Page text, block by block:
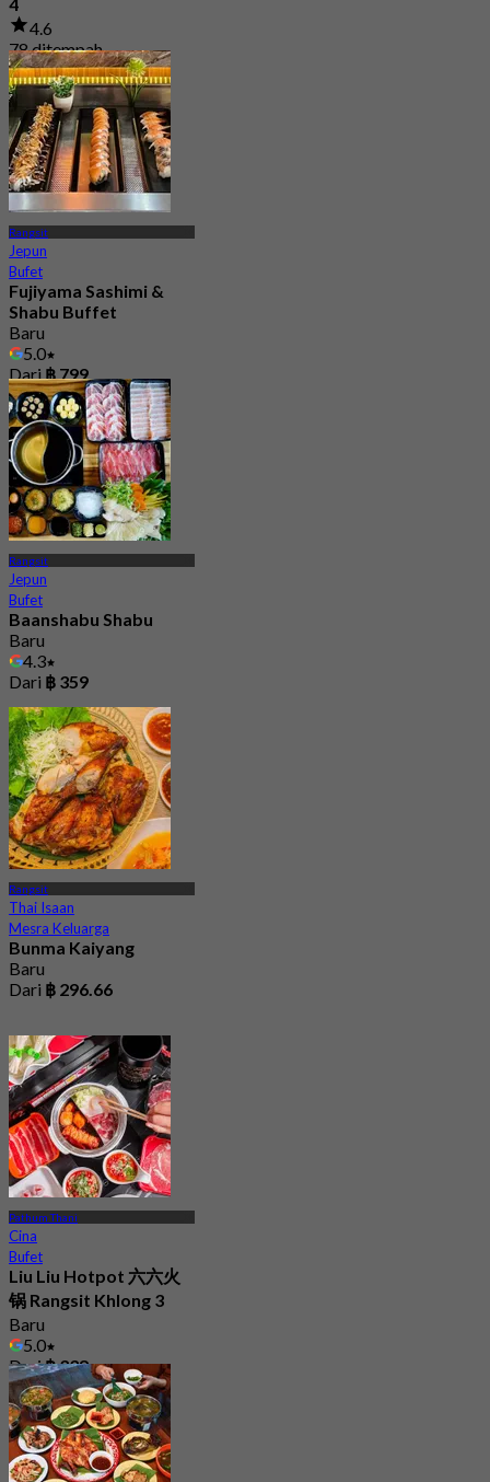
4.6
78 ditempah
Dari฿ 276
Rangsit
Jepun
Bufet
Fujiyama Sashimi &
Shabu Buffet
Baru
5.0
Dari฿ 799
Rangsit
Jepun
Bufet
Baanshabu Shabu
Baru
4.3
Dari ฿ 359
Rangsit
Thai Isaan
Mesra Keluarga
Bunma Kaiyang
Baru
Dari ฿ 296.66
Pathum Thani
Cina
Bufet
Liu Liu Hotpot 六六火
锅 Rangsit Khlong 3
Baru
5.0
Dari฿ 338